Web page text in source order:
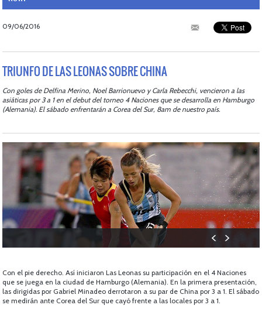
09/06/2016
TRIUNFO DE LAS LEONAS SOBRE CHINA
Con goles de Delfina Merino, Noel Barrionuevo y Carla Rebecchi, vencieron a las
asiáticas por 3 a 1 en el debut del torneo 4 Naciones que se desarrolla en Hamburgo
(Alemania). El sábado enfrentarán a Corea del Sur, 8am de nuestro país.
Con el pie derecho. Así iniciaron Las Leonas su participación en el 4 Naciones
que se juega en la ciudad de Hamburgo (Alemania). En la primera presentación,
las dirigidas por Gabriel Minadeo derrotaron a su par de China por 3 a 1. El sábado
se medirán ante Corea del Sur que cayó frente a las locales por 3 a 1.